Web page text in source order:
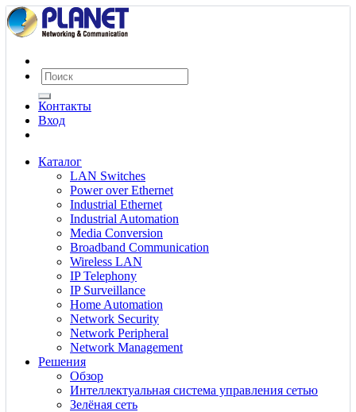
Контакты
Вход
Каталог
LAN Switches
Power over Ethernet
Industrial Ethernet
Industrial Automation
Media Conversion
Broadband Communication
Wireless LAN
IP Telephony
IP Surveillance
Home Automation
Network Security
Network Peripheral
Network Management
Решения
Обзор
Интеллектуальная система управления сетью
Зелёная сеть